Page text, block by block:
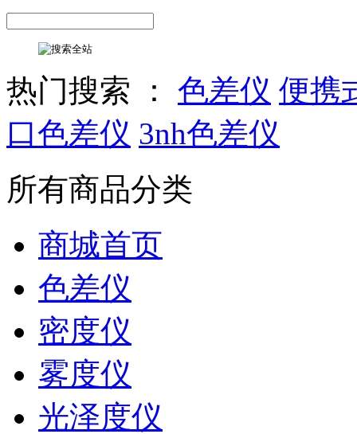
热门搜索 ： 色差仪 便携
口色差仪 3nh色差仪
所有商品分类
商城首页
色差仪
密度仪
雾度仪
光泽度仪